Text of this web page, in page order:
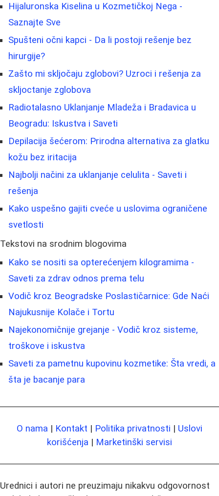
Hijaluronska Kiselina u Kozmetičkoj Nega -
Saznajte Sve
Spušteni očni kapci - Da li postoji rešenje bez
hirurgije?
Zašto mi skljočaju zglobovi? Uzroci i rešenja za
skljoctanje zglobova
Radiotalasno Uklanjanje Mladeža i Bradavica u
Beogradu: Iskustva i Saveti
Depilacija šećerom: Prirodna alternativa za glatku
kožu bez iritacija
Najbolji načini za uklanjanje celulita - Saveti i
rešenja
Kako uspešno gajiti cveće u uslovima ograničene
svetlosti
Tekstovi na srodnim blogovima
Kako se nositi sa opterećenjem kilogramima -
Saveti za zdrav odnos prema telu
Vodič kroz Beogradske Poslastičarnice: Gde Naći
Najukusnije Kolače i Tortu
Najekonomičnije grejanje - Vodič kroz sisteme,
troškove i iskustva
Saveti za pametnu kupovinu kozmetike: Šta vredi, a
šta je bacanje para
O nama | Kontakt | Politika privatnosti | Uslovi
korišćenja | Marketinški servisi
Urednici i autori ne preuzimaju nikakvu odgovornost